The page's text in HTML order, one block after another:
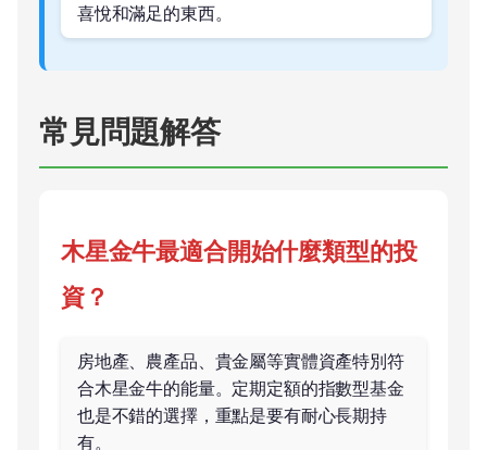
喜悅和滿足的東西。
常見問題解答
木星金牛最適合開始什麼類型的投
資？
房地產、農產品、貴金屬等實體資產特別符
合木星金牛的能量。定期定額的指數型基金
也是不錯的選擇，重點是要有耐心長期持
有。